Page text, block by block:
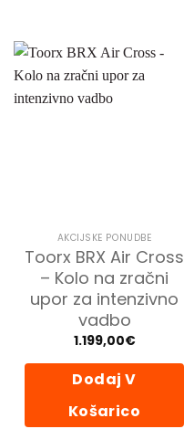
AKCIJSKE PONUDBE
Toorx BRX Air Cross
– Kolo na zračni
upor za intenzivno
vadbo
1.199,00€
Dodaj V
Košarico